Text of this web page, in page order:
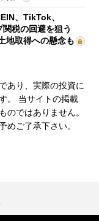
、TikTok、
関税の回避を狙う
地取得への懸念も
あり、実際の投資に
。 当サイトの掲載
のではありません。
めご了承下さい。